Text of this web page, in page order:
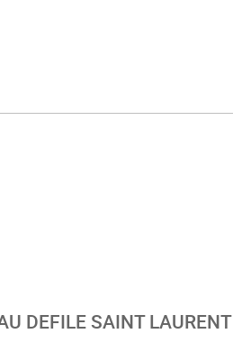
DEFILE SAINT LAURENT